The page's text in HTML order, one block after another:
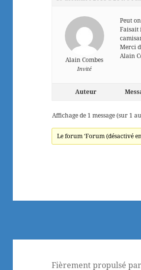
Alain Combes
Invité
Peut
Faisait
Merci
Alain
Auteur
Affichage de 1 message (sur 1
Le forum ‘Forum (désactivé
Fièrement propulsé